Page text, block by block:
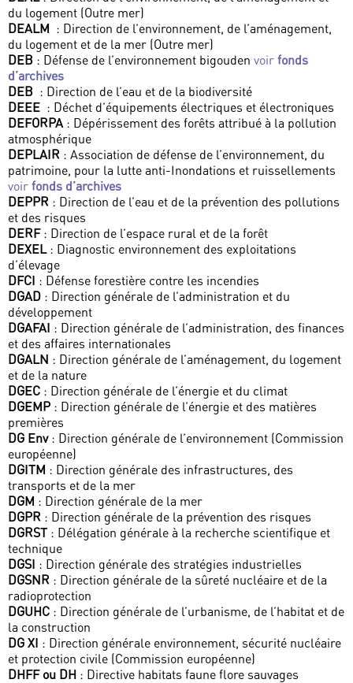
du logement (Outre mer)
DEALM : Direction de l’environnement, de l’aménagement,
du logement et de la mer (Outre mer)
DEB : Défense de l’environnement bigouden voir fonds
d’archives
DEB : Direction de l’eau et de la biodiversité
DEEE : Déchet d’équipements électriques et électroniques
DEFORPA: Dépérissement des forêts attribué à la pollution
atmosphérique
DEPLAIR : Association de défense de l’environnement, du
patrimoine, pour la lutte anti-Inondations et ruissellements
voir fonds d’archives
DEPPR : Direction de l’eau et de la prévention des pollutions
et des risques
DERF: Direction de l’espace rural et de la forêt
DEXEL: Diagnostic environnement des exploitations
d’élevage
DFCI : Défense forestière contre les incendies
DGAD : Direction générale de l’administration et du
développement
DGAFAI : Direction générale de l’administration, des finances
et des affaires internationales
DGALN : Direction générale de l’aménagement, du logement
et de la nature
DGEC : Direction générale de l’énergie et du climat
DGEMP : Direction générale de l’énergie et des matières
premières
DG Env: Direction générale de l’environnement (Commission
européenne)
DGITM : Direction générale des infrastructures, des
transports et de la mer
DGM : Direction générale de la mer
DGPR : Direction générale de la prévention des risques
DGRST : Délégation générale à la recherche scientifique et
technique
DGSI : Direction générale des stratégies industrielles
DGSNR : Direction générale de la sûreté nucléaire et de la
radioprotection
DGUHC : Direction générale de l’urbanisme, de l’habitat et de
la construction
DG XI : Direction générale environnement, sécurité nucléaire
et protection civile (Commission européenne)
DHFF ou DH : Directive habitats faune flore sauvages